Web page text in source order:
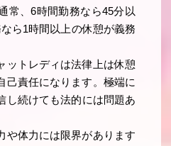
常、6時間勤務なら45分以
ら1時間以上の休憩が義務
ットレディは法律上は休憩
己責任になります。極端に
し続けても法的には問題あ
や体力には限界があります